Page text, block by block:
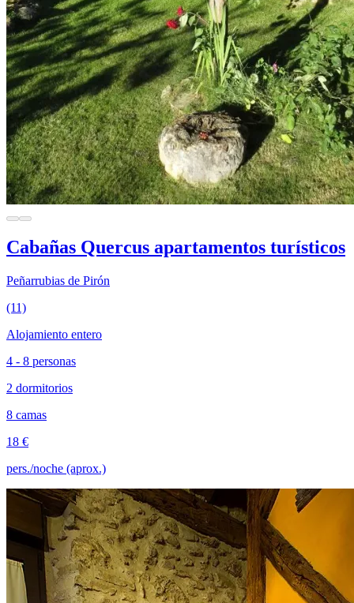
Cabañas Quercus apartamentos turísticos
Peñarrubias de Pirón
(11)
Alojamiento entero
4 - 8 personas
2 dormitorios
8 camas
18 €
pers./noche (aprox.)